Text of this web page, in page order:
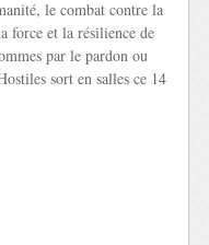
le combat contre la
force et la résilience de
par le pardon ou
sort en salles ce 14